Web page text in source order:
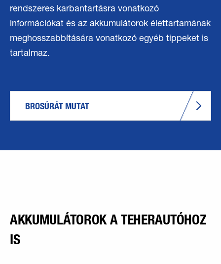
rendszeres karbantartásra vonatkozó
információkat és az akkumulátorok élettartamának
meghosszabbítására vonatkozó egyéb tippeket is
tartalmaz.
BROSÚRÁT MUTAT
AKKUMULÁTOROK A TEHERAUTÓHOZ
IS